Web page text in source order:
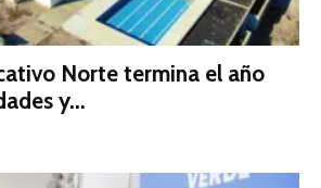
Norte termina el año
y...